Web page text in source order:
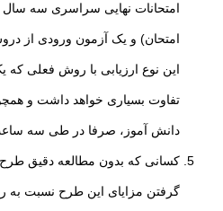
امتحانات نهایی سراسری سه سال
امتحان) و یک آزمون ورودی از
این نوع ارزیابی با روش فعلی
تفاوت بسیاری خواهد داشت و
دانش آموز، صرفا در طی سه
کسانی که بدون مطالعه دقيق طرح
گرفتن مزایای این طرح نسبت به